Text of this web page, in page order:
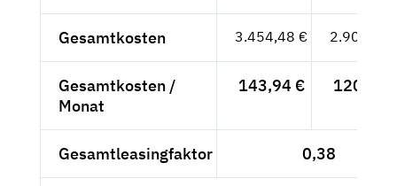
Gesamtkosten 3.454,48 € 2.902,92
Gesamtkosten /
Monat
143,94 € 120,96
Gesamtleasingfaktor 0,38